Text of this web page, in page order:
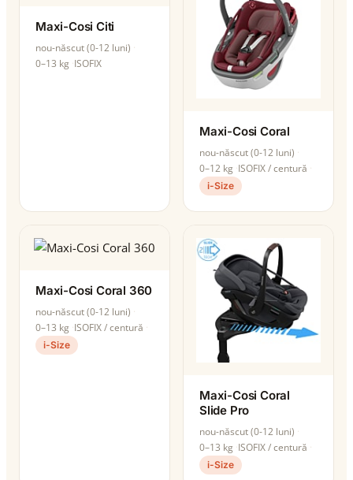
Maxi-Cosi Citi
nou-născut (0-12 luni)
0–13 kg ISOFIX
Maxi-Cosi Coral
nou-născut (0-12 luni)
0–12 kg ISOFIX / centură
i-Size
Maxi-Cosi Coral 360
nou-născut (0-12 luni)
0–13 kg ISOFIX / centură
i-Size
Maxi-Cosi Coral
Slide Pro
nou-născut (0-12 luni)
0–13 kg ISOFIX / centură
i-Size